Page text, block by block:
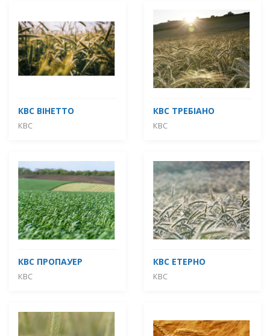
КВС ВІНЕТТО
КВС
КВС ТРЕБІАНО
КВС
КВС ПРОПАУЕР
КВС
КВС ЕТЕРНО
КВС